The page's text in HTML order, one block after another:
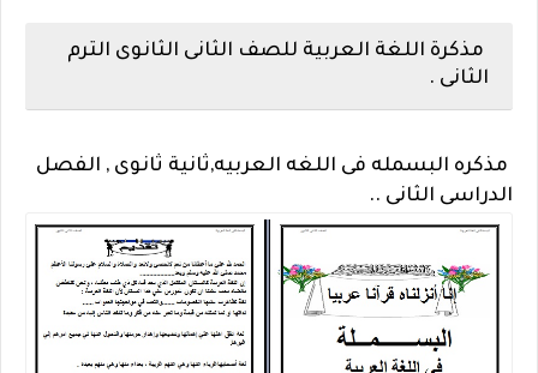
مذكرة اللغة العربية للصف الثانى الثانوى الترم
الثانى .
مذكره البسمله فى اللغه العربيه,ثانية ثانوى , الفصل
الدراسى الثانى ..